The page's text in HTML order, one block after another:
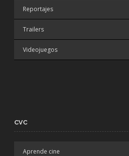
Reportajes
Trailers
Videojuegos
CVC
Aprende cine